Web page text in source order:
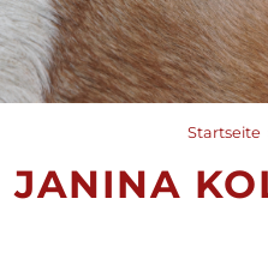
Startseite
JANINA